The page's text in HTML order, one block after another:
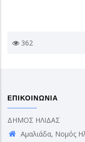
362
ΕΠΙΚΟΙΝΩΝΙΑ
ΔΗΜΟΣ ΗΛΙΔΑΣ
Αμαλιάδα, Νομός